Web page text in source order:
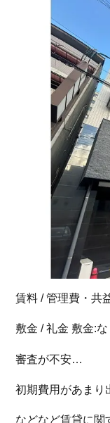
賃料 / 管理費・共
敷金 / 礼金 敷金:
審査が不安…
初期費用があま
などなど賃貸に関